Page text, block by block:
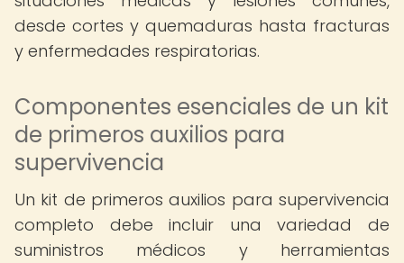
desde cortes y quemaduras hasta fracturas
y enfermedades respiratorias.
Componentes esenciales de un kit
de primeros auxilios para
supervivencia
Un kit de primeros auxilios para supervivencia
completo debe incluir una variedad de
suministros médicos y herramientas